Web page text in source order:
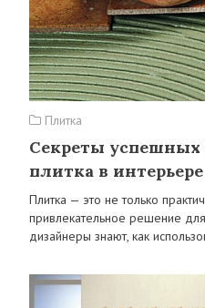
Плитка
Секреты успешных
плитка в интерьере
Плитка — это не только
привлекательное решение
дизайнеры знают, как